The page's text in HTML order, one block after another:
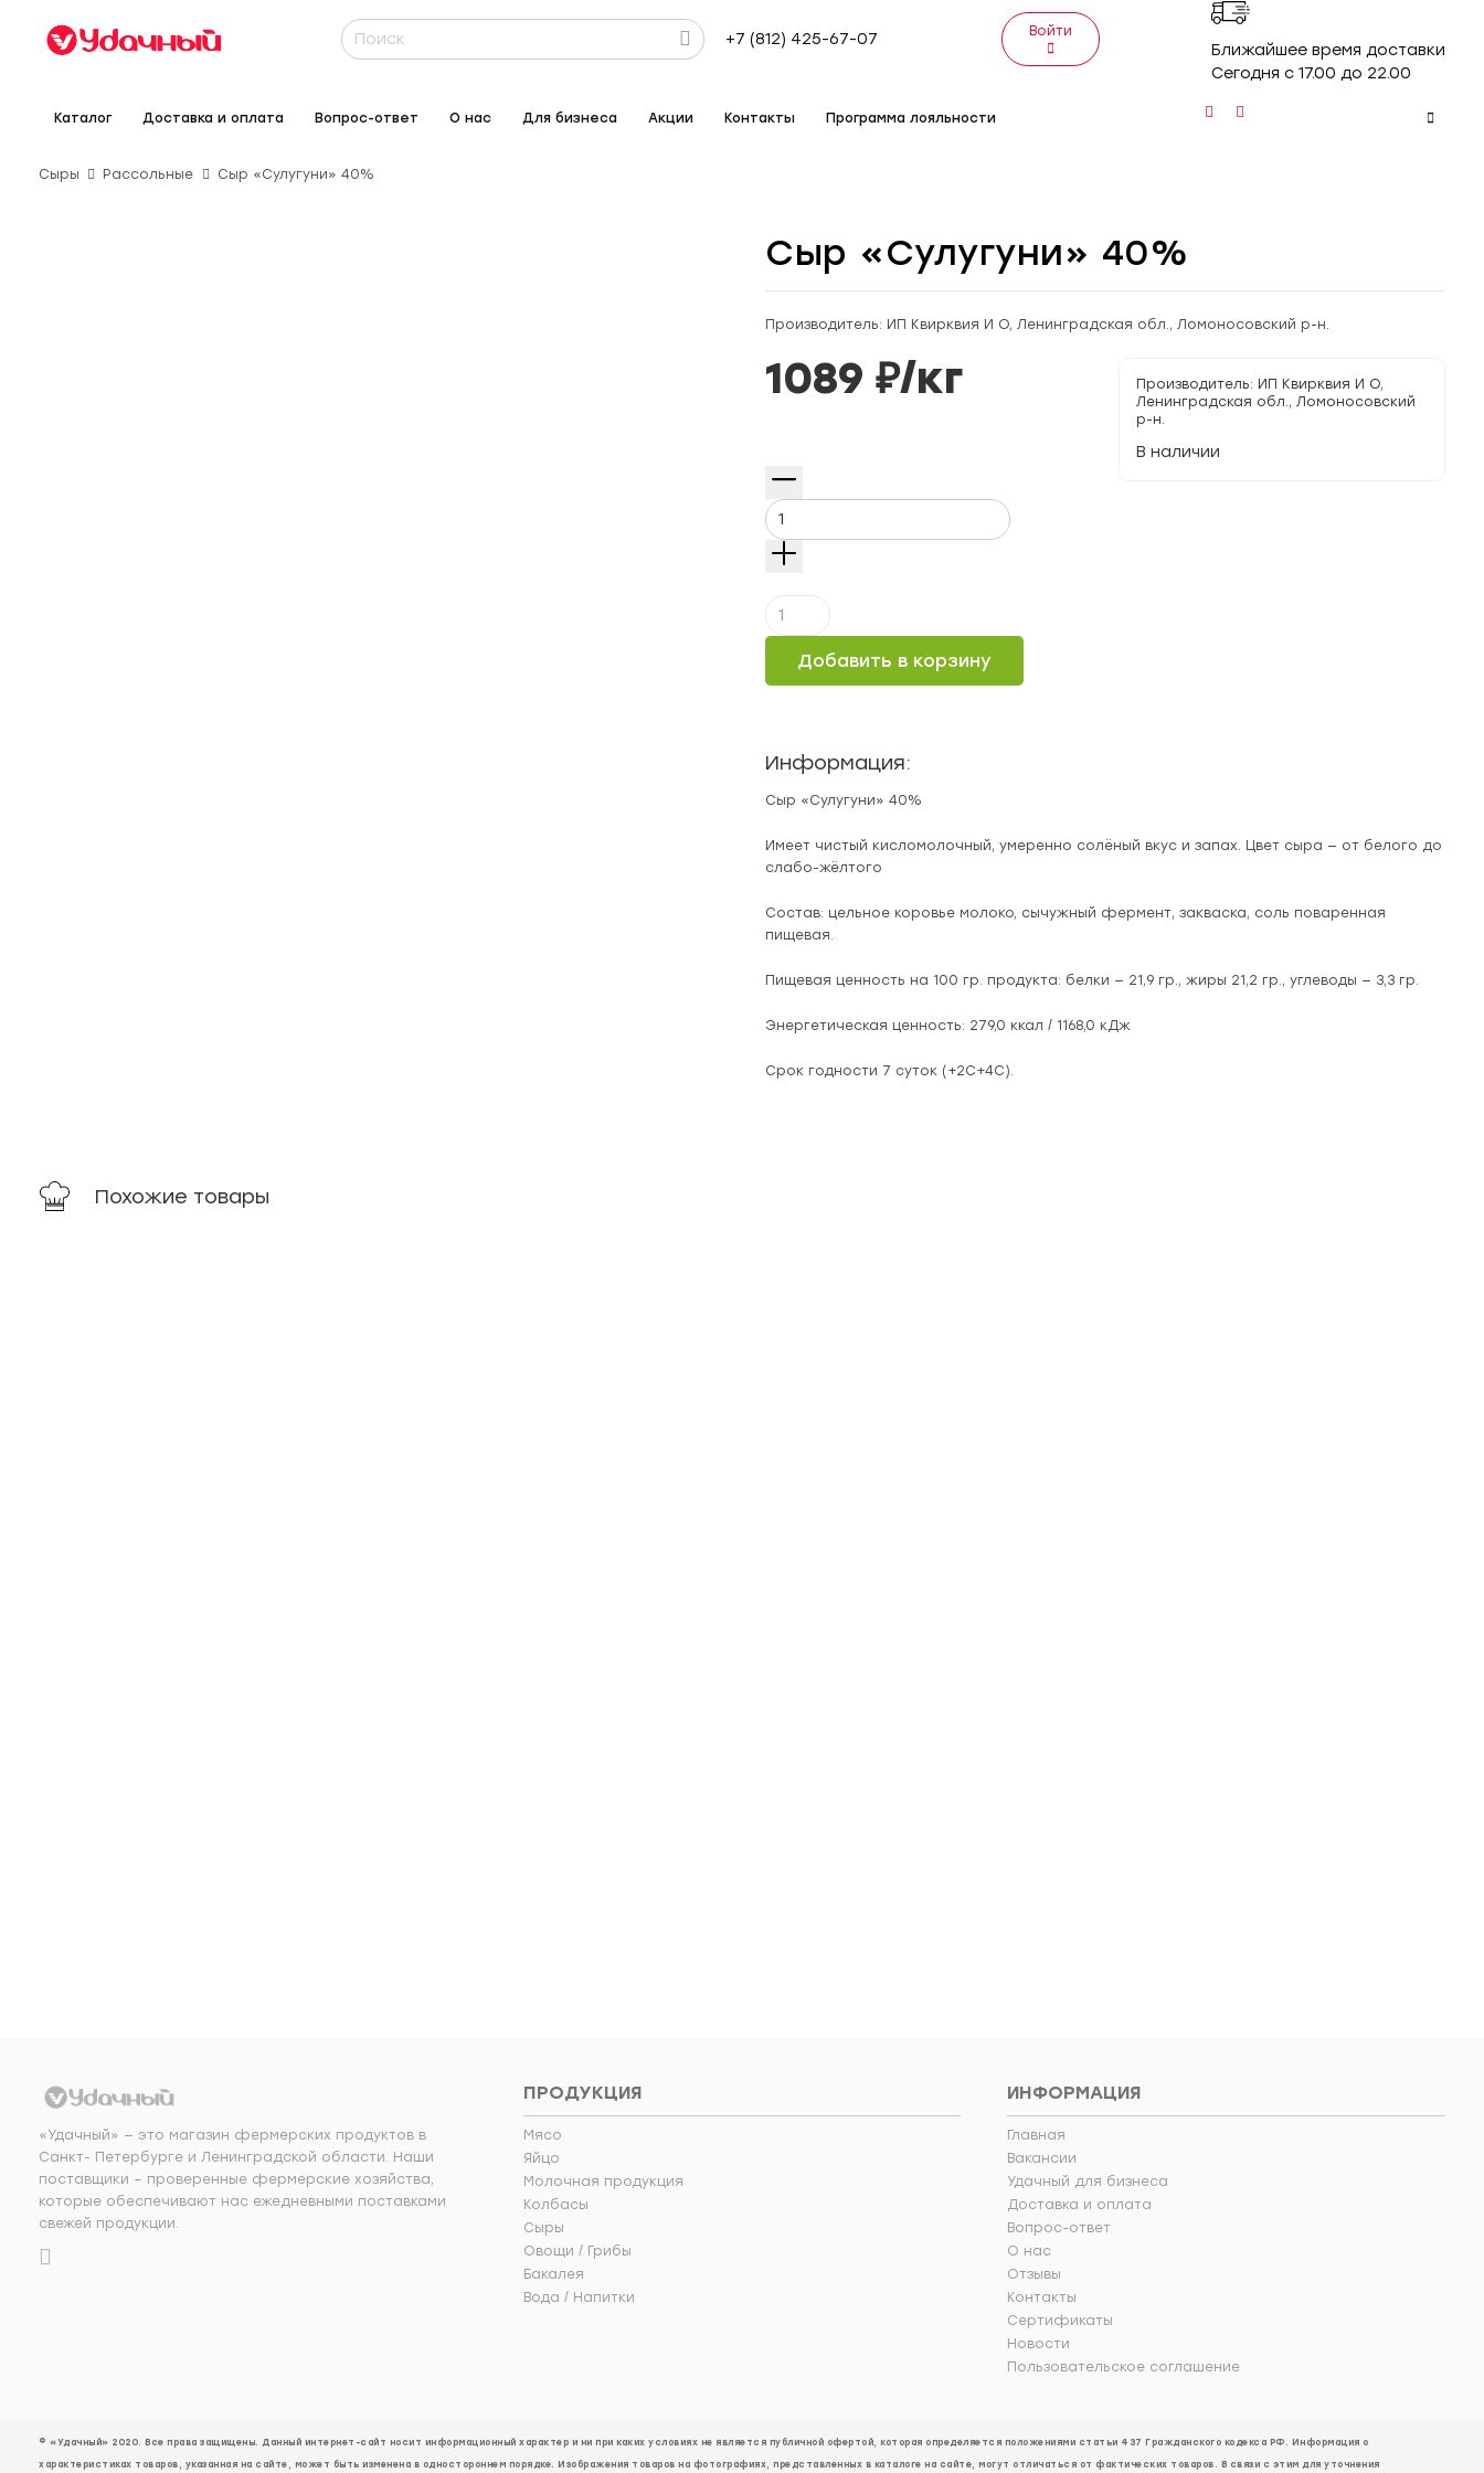
+7 (812) 425-67-07 Войти
Ближайшее время доставки
Сегодня с 17.00 до 22.00
Каталог Доставка и оплата Вопрос-ответ О нас Для бизнеса Акции Контакты Программа лояльности
Сыры Рассольные Сыр «Сулугуни» 40%
Сыр «Сулугуни» 40%
Производитель: ИП Квирквия И О, Ленинградская обл., Ломоносовский р-н.
1089 ₽/кг
Количество
Сыр
"Сулугуни"
40%Добавить в корзину
Производитель: ИП Квирквия И О,
Ленинградская обл., Ломоносовский
р-н.
В наличии
Информация:
Сыр «Сулугуни» 40%
Имеет чистый кисломолочный, умеренно солёный вкус и запах. Цвет сыра — от белого до
слабо-жёлтого
Состав: цельное коровье молоко, сычужный фермент, закваска, соль поваренная
пищевая.
Пищевая ценность на 100 гр. продукта: белки — 21,9 гр., жиры 21,2 гр., углеводы — 3,3 гр.
Энергетическая ценность: 279,0 ккал / 1168,0 кДж
Срок годности 7 суток (+2С+4С).
Похожие товары
«Удачный» — это магазин фермерских продуктов в
Санкт- Петербурге и Ленинградской области. Наши
поставщики – проверенные фермерские хозяйства,
которые обеспечивают нас ежедневными поставками
свежей продукции.
ПРОДУКЦИЯ
Мясо
Яйцо
Молочная продукция
Колбасы
Сыры
Овощи / Грибы
Бакалея
Вода / Напитки
ИНФОРМАЦИЯ
Главная
Вакансии
Удачный для бизнеса
Доставка и оплата
Вопрос-ответ
О нас
Отзывы
Контакты
Сертификаты
Новости
Пользовательское соглашение
© «Удачный» 2020. Все права защищены. Данный интернет-сайт носит информационный характер и ни при каких условиях не является публичной офертой, которая определяется положениями статьи 437 Гражданского кодекса РФ. Информация о
характеристиках товаров, указанная на сайте, может быть изменена в одностороннем порядке. Изображения товаров на фотографиях, представленных в каталоге на сайте, могут отличаться от фактических товаров. В связи с этим для уточнения